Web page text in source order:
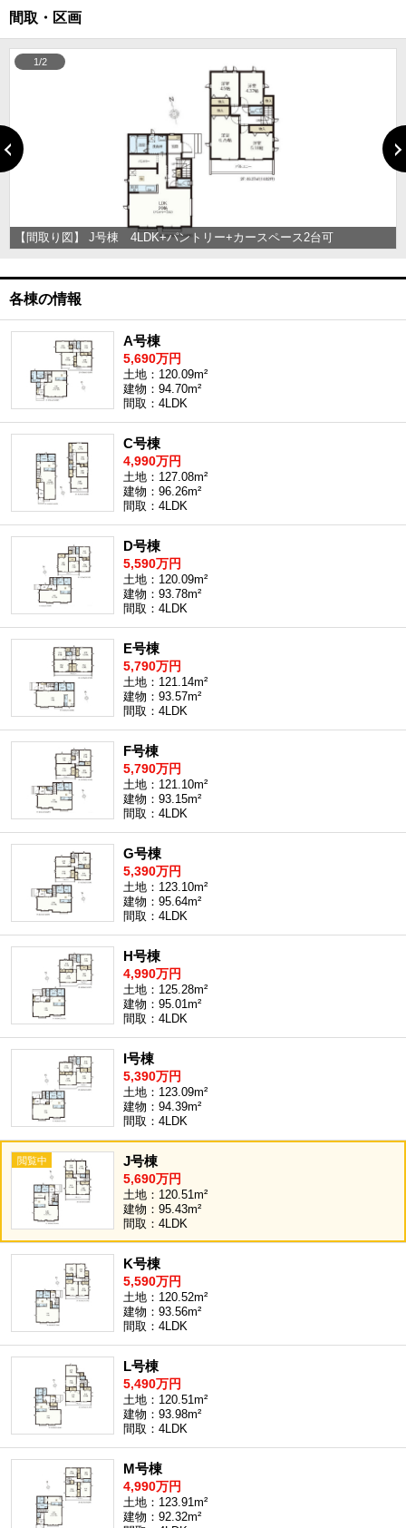
間取・区画
【間取り図】 J号棟 4LDK+パントリー+カースペース2台可
1/2
各棟の情報
A号棟
5,690万円
土地：120.09m²
建物：94.70m²
間取：4LDK
C号棟
4,990万円
土地：127.08m²
建物：96.26m²
間取：4LDK
D号棟
5,590万円
土地：120.09m²
建物：93.78m²
間取：4LDK
E号棟
5,790万円
土地：121.14m²
建物：93.57m²
間取：4LDK
F号棟
5,790万円
土地：121.10m²
建物：93.15m²
間取：4LDK
G号棟
5,390万円
土地：123.10m²
建物：95.64m²
間取：4LDK
H号棟
4,990万円
土地：125.28m²
建物：95.01m²
間取：4LDK
I号棟
5,390万円
土地：123.09m²
建物：94.39m²
間取：4LDK
J号棟
5,690万円
土地：120.51m²
建物：95.43m²
間取：4LDK
K号棟
5,590万円
土地：120.52m²
建物：93.56m²
間取：4LDK
L号棟
5,490万円
土地：120.51m²
建物：93.98m²
間取：4LDK
M号棟
4,990万円
土地：123.91m²
建物：92.32m²